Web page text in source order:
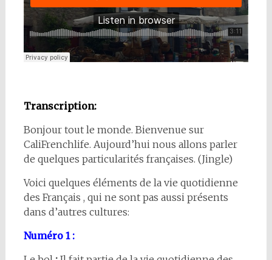
Transcription:
Bonjour tout le monde. Bienvenue sur
CaliFrenchlife. Aujourd’hui nous allons parler
de quelques particularités françaises. (Jingle)
Voici quelques éléments de la vie quotidienne
des Français , qui ne sont pas aussi présents
dans d’autres cultures:
Numéro 1 :